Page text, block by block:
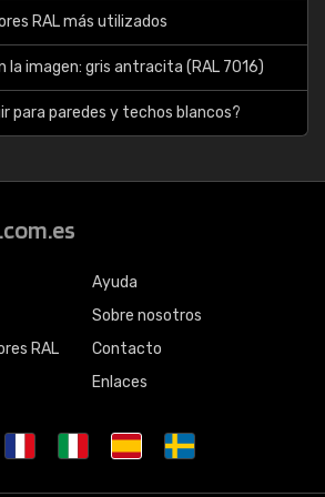
RAL más utilizados
la imagen: gris antracita (RAL 7016)
para paredes y techos blancos?
.com.es
RAL
Ayuda
Sobre nosotros
Contacto
Enlaces